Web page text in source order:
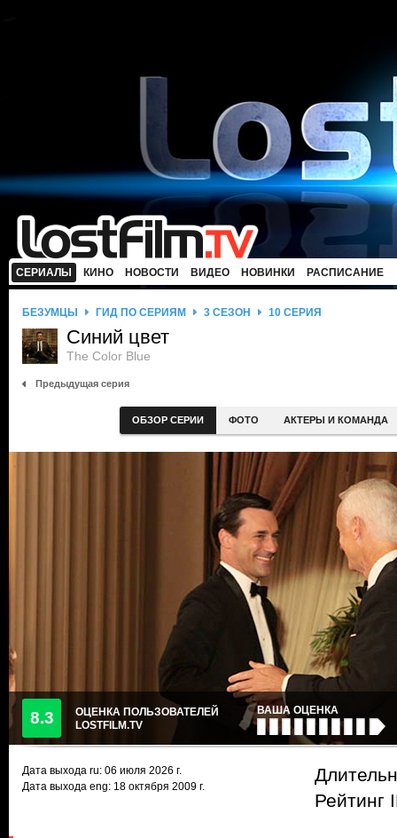
СЕРИАЛЫ КИНО НОВОСТИ ВИДЕО НОВИНКИ РАСПИСАНИЕ
БЕЗУМЦЫ ГИД ПО СЕРИЯМ 3 СЕЗОН 10 СЕРИЯ
Синий цвет
The Color Blue
Предыдущая серия
ОБЗОР СЕРИИ ФОТО АКТЕРЫ И КОМАНДА
8.3
ОЦЕНКА ПОЛЬЗОВАТЕЛЕЙ
LOSTFILM.TV
ВАША ОЦЕНКА
Дата выхода ru: 06 июля 2026 г.
Дата выхода eng: 18 октября 2009 г.
Рейтинг